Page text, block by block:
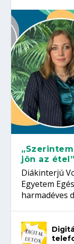
jön az
Diákinterjú
Egyetem
harmadéves